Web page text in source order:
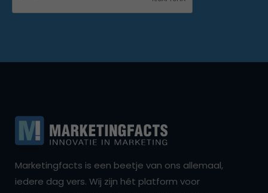
Marketingfacts is een beetje van ons allemaal,
iedere dag vers. Wij zijn hét platform voor